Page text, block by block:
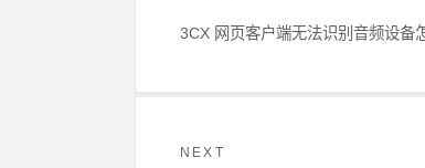
Previous
3CX 网页客户端无法识别音频设备
NEXT